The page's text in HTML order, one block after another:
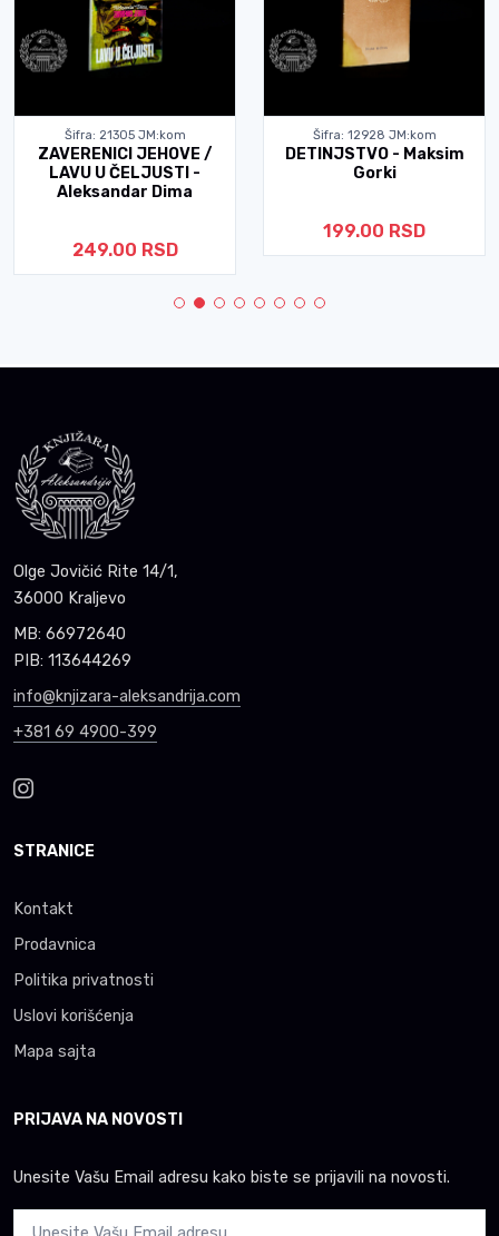
Šifra: 21305 JM:kom
ZAVERENICI JEHOVE /
LAVU U ČELJUSTI -
Aleksandar Dima
249.00 RSD
Šifra: 12928 JM:kom
DETINJSTVO - Maksim
Gorki
199.00 RSD
Olge Jovičić Rite 14/1,
36000 Kraljevo
MB: 66972640
PIB: 113644269
info@knjizara-aleksandrija.com
+381 69 4900-399
STRANICE
Kontakt
Prodavnica
Politika privatnosti
Uslovi korišćenja
Mapa sajta
PRIJAVA NA NOVOSTI
Unesite Vašu Email adresu kako biste se prijavili na novosti.